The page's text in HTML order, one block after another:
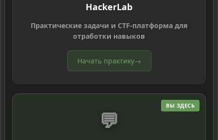
HackerLab
Практические задачи и CTF-платформа для
отработки навыков
Начать практику→
ВЫ ЗДЕСЬ
💬